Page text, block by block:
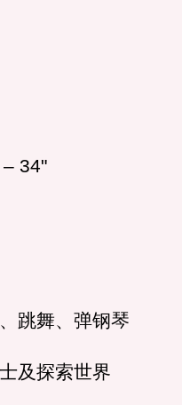
34"
舞、弹钢琴
及探索世界